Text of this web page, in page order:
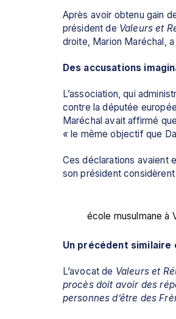
Après avoir obtenu gain
président de Valeurs et
droite, Marion Maréchal,
Des accusations
L’association, qui
contre la députée
Maréchal avait affirmé que
« le même objectif que
Ces déclarations avaient
son président
école musulmane à
Un précédent similaire
L’avocat de Valeurs et
procès doit avoir des
personnes d’être des